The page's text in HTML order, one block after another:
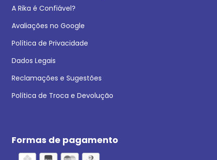
A Rika é Confiável?
Avaliações no Google
Política de Privacidade
Dados Legais
Reclamações e Sugestões
Política de Troca e Devolução
Formas de pagamento